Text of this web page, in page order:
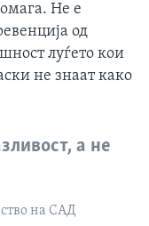
Не е
од
луѓето кои
не знаат како
а не
на САД